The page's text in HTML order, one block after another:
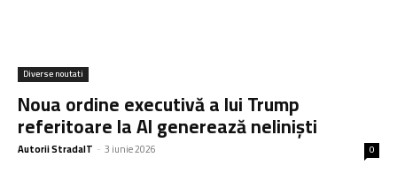
Diverse noutati
Noua ordine executivă a lui Trump
referitoare la AI generează neliniști
Autorii StradaIT - 3 iunie 2026 0